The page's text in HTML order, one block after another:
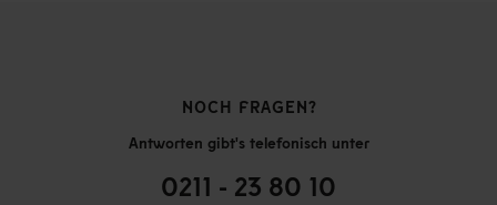
NOCH FRAGEN?
Antworten gibt's telefonisch unter
0211 - 23 80 10